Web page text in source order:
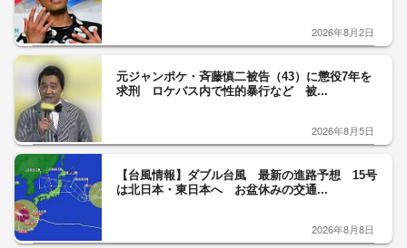
2026年8月2日
元ジャンポケ・斉藤慎二被告（43）に懲役7年を
求刑 ロケバス内で性的暴行など 被...
2026年8月5日
【台風情報】ダブル台風 最新の進路予想 15号
は北日本・東日本へ お盆休みの交通...
2026年8月8日